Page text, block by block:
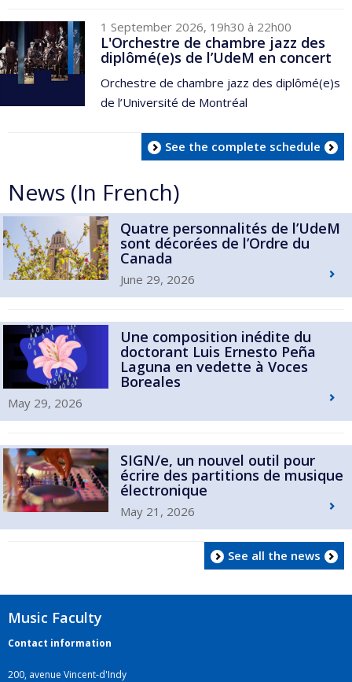
1 September 2026, 19h30 à 22h00
L'Orchestre de chambre jazz des
diplômé(e)s de l’UdeM en concert
Orchestre de chambre jazz des diplômé(e)s
de l’Université de Montréal
See the complete schedule
News (In French)
Quatre personnalités de l’UdeM
sont décorées de l’Ordre du
Canada
June 29, 2026
Une composition inédite du
doctorant Luis Ernesto Peña
Laguna en vedette à Voces
Boreales
May 29, 2026
SIGN/e, un nouvel outil pour
écrire des partitions de musique
électronique
May 21, 2026
See all the news
Music Faculty
Contact information
200, avenue Vincent-d'Indy